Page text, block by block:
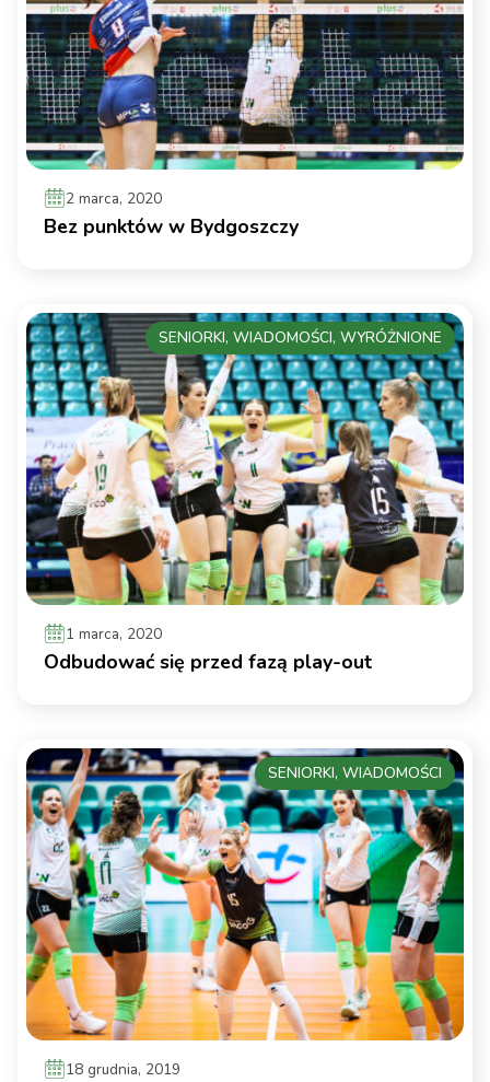
2 marca, 2020
Bez punktów w Bydgoszczy
1 marca, 2020
Odbudować się przed fazą play-out
SENIORKI, WIADOMOŚCI, WYRÓŻNIONE
18 grudnia, 2019
SENIORKI, WIADOMOŚCI